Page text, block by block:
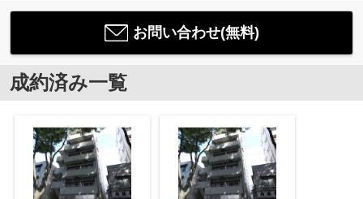
お問い合わせ(無料)
成約済み一覧